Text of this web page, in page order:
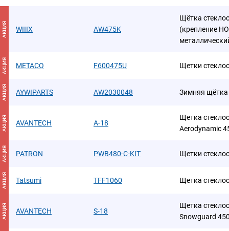
АКЦИЯ WIIIX AW475K
Щётка
(крепление
АКЦИЯ METACO F600475U Щетки
АКЦИЯ AYWIPARTS AW2030048 Зимняя щётка
АКЦИЯ AVANTECH A-18
Щетка
Aerodynamic
АКЦИЯ PATRON PWB480-C-KIT Щетки
АКЦИЯ Tatsumi TFF1060 Щетка
АКЦИЯ AVANTECH S-18
Щетка
Snowguard